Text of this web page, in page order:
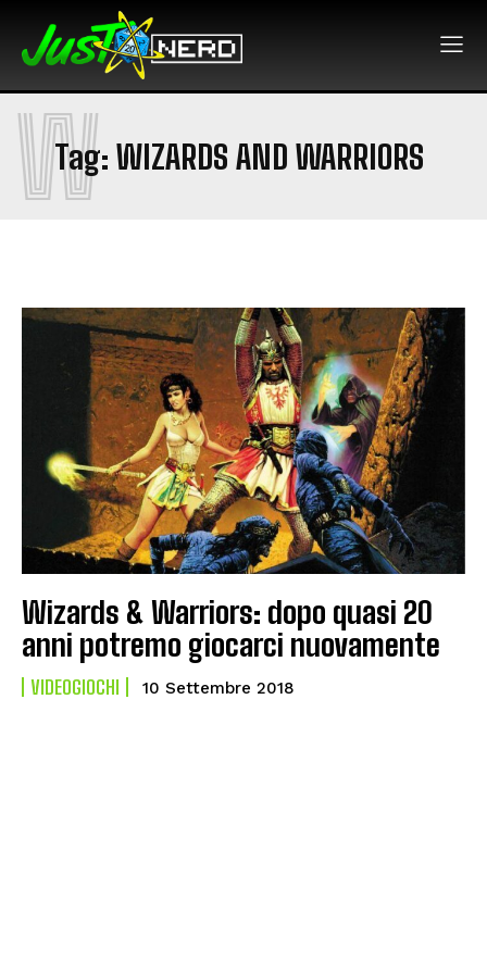
Tag: WIZARDS AND WARRIORS
W
Wizards & Warriors: dopo quasi 20
anni potremo giocarci nuovamente
VIDEOGIOCHI 10 Settembre 2018